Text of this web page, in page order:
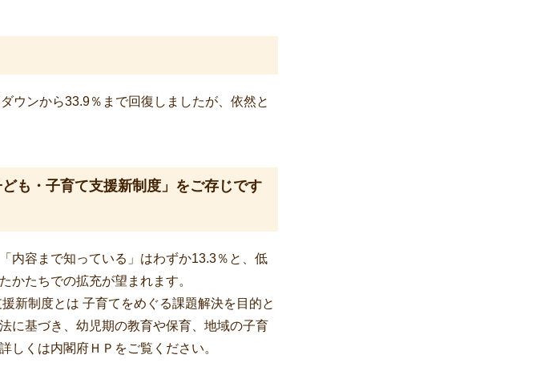
ウンから33.9％まで回復しましたが、依然と
も・子育て支援新制度」をご存じです
内容まで知っている」はわずか13.3％と、低
かたちでの拡充が望まれます。
新制度とは 子育てをめぐる課題解決を目的と
に基づき、幼児期の教育や保育、地域の子育
しくは内閣府ＨＰをご覧ください。